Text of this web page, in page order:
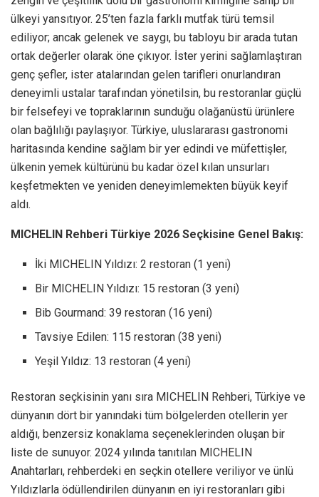
ülkeyi yansıtıyor. 25’ten fazla farklı mutfak türü temsil
ediliyor; ancak gelenek ve saygı, bu tabloyu bir arada tutan
ortak değerler olarak öne çıkıyor. İster yerini sağlamlaştıran
genç şefler, ister atalarından gelen tarifleri onurlandıran
deneyimli ustalar tarafından yönetilsin, bu restoranlar güçlü
bir felsefeyi ve topraklarının sunduğu olağanüstü ürünlere
olan bağlılığı paylaşıyor. Türkiye, uluslararası gastronomi
haritasında kendine sağlam bir yer edindi ve müfettişler,
ülkenin yemek kültürünü bu kadar özel kılan unsurları
keşfetmekten ve yeniden deneyimlemekten büyük keyif
aldı.
MICHELIN Rehberi Türkiye 2026 Seçkisine Genel Bakış:
İki MICHELIN Yıldızı: 2 restoran (1 yeni)
Bir MICHELIN Yıldızı: 15 restoran (3 yeni)
Bib Gourmand: 39 restoran (16 yeni)
Tavsiye Edilen: 115 restoran (38 yeni)
Yeşil Yıldız: 13 restoran (4 yeni)
Restoran seçkisinin yanı sıra MICHELIN Rehberi, Türkiye ve
dünyanın dört bir yanındaki tüm bölgelerden otellerin yer
aldığı, benzersiz konaklama seçeneklerinden oluşan bir
liste de sunuyor. 2024 yılında tanıtılan MICHELIN
Anahtarları, rehberdeki en seçkin otellere veriliyor ve ünlü
Yıldızlarla ödüllendirilen dünyanın en iyi restoranları gibi